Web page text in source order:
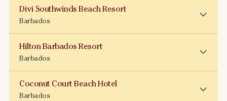
Divi Southwinds Beach Resort
Barbados
Hilton Barbados Resort
Barbados
Coconut Court Beach Hotel
Barbados